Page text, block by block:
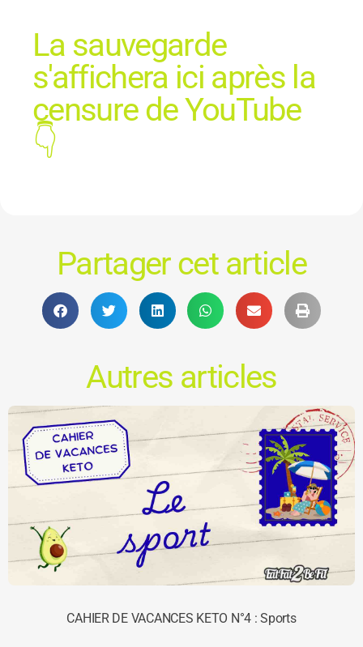
La sauvegarde
s'affichera ici après la
censure de YouTube
👇
Partager cet article
Autres articles
CAHIER DE VACANCES KETO N°4 : Sports